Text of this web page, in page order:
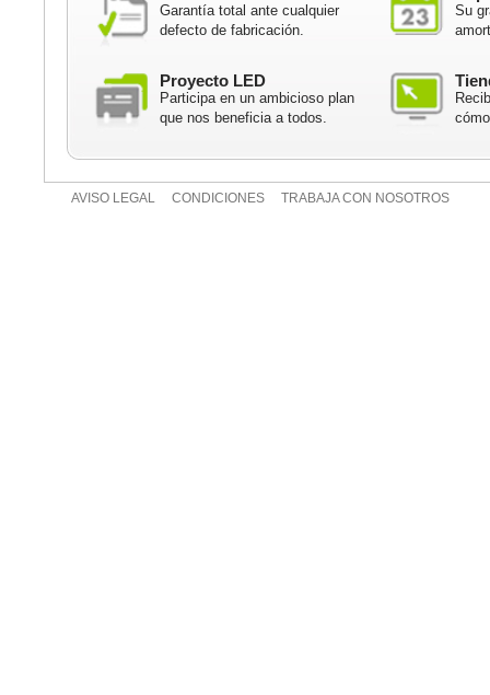
Garantía total ante cualquier
defecto de fabricación.
Su
Proyecto LED
Participa en un ambicioso plan
que nos beneficia a todos.
AVISO LEGAL CONDICIONES TRABAJA CON NOSOTROS